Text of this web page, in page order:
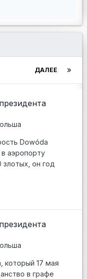
ДАЛЕЕ
Dowóda
аэропорту
злотых, он год
который 17 мая
в графе